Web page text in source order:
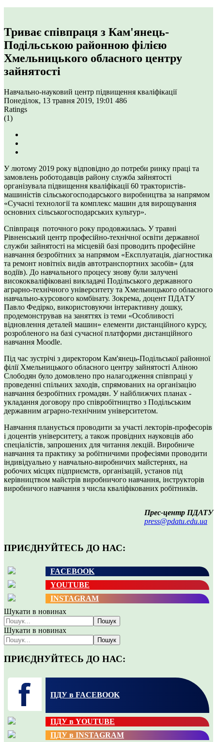
Триває співпраця з Кам'янець-
Подільською районною філією
Хмельницького обласного центру
зайнятості
Навчально-науковий центр підвищення кваліфікації
Понеділок, 13 травня 2019, 19:01 486
Ratings
(1)
У лютому 2019 року відповідно до потреби ринку праці та
замовлень роботодавців району служба зайнятості
організувала підвищення кваліфікації 60 трактористів-
машиністів сільськогосподарського виробництва за напрямом
«Сучасні технології та комплекс машин для вирощування
основних сільськогосподарських культур».
Співпраця поточного року продовжилась. У травні
Рівненський центр професійно-технічної освіти державної
служби зайнятості на місцевій базі проводить професійне
навчання безробітних за напрямом «Експлуатація, діагностика
та ремонт новітніх видів автотранспортних засобів» (для
водіїв). До навчального процесу знову були залучені
висококваліфіковані викладачі Подільського державного
аграрно-технічного університету та Хмельницького обласного
навчально-курсового комбінату. Зокрема, доцент ПДАТУ
Павло Федірко, використовуючи інтерактивну дошку,
продемонстрував на заняттях із теми «Особливості
відновлення деталей машин» елементи дистанційного курсу,
розробленого на базі сучасної платформи дистанційного
навчання Moodle.
Під час зустрічі з директором Кам'янець-Подільської районної
філії Хмельницького обласного центру зайнятості Аліною
Слободян було домовлено про налагодження співпраці у
проведенні спільних заходів, спрямованих на організацію
навчання безробітних громадян. У найближчих планах -
укладання договору про співробітництво з Подільським
державним аграрно-технічним університетом.
Навчання планується проводити за участі лекторів-професорів
і доцентів університету, а також провідних науковців або
спеціалістів, запрошених для читання лекцій. Виробниче
навчання та практику за робітничими професіями проводити
індивідуально у навчально-виробничих майстернях, на
робочих місцях підприємств, організацій, установ під
керівництвом майстрів виробничого навчання, інструкторів
виробничого навчання з числа кваліфікованих робітників.
Прес-центр ПДАТУ
press@pdatu.edu.ua
ПРИЄДНУЙТЕСЬ ДО НАС:
FACEBOOK
YOUTUBE
INSTAGRAM
Шукати в новинах
Пошук
Шукати в новинах
Пошук
ПРИЄДНУЙТЕСЬ ДО НАС:
ПДУ в FACEBOOK
ПДУ в YOUTUBE
ПДУ в INSTAGRAM